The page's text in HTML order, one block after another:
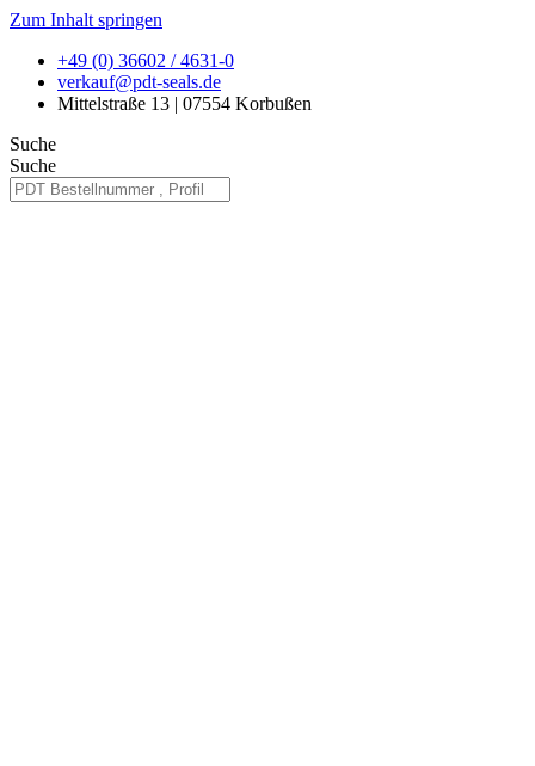
Zum Inhalt springen
+49 (0) 36602 / 4631-0
verkauf@pdt-seals.de
Mittelstraße 13 | 07554 Korbußen
Suche
Suche